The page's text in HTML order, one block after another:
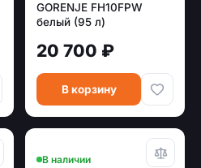
GORENJE FH10FPW
белый (95 л)
20 700 ₽
В корзину
В наличии